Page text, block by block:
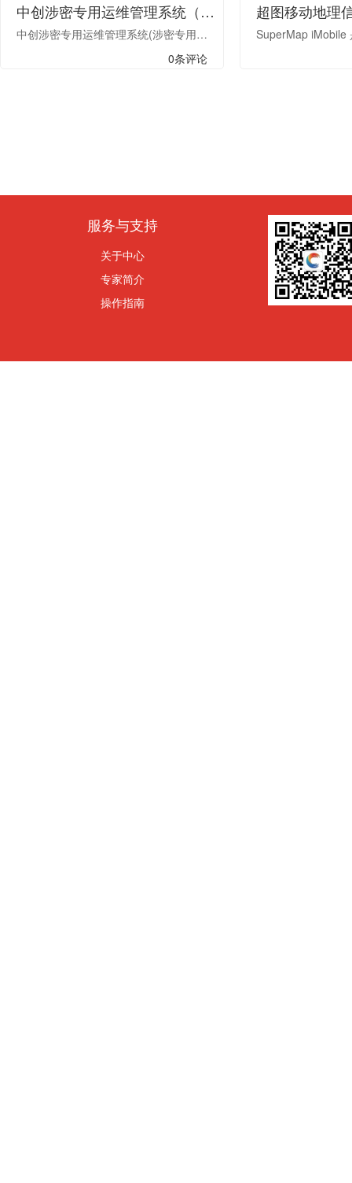
中创涉密专用运维管理系统（涉密专用计算平台版）
中创涉密专用运维管理系统(涉密专用计算平台版)由中创中间件公司基于中创统一监管平台 软件研制，该产品是一款集IT运行环境、应用、业务、物联网监控于一体的全景多维综合监控运 维平台
0条评论
服务与支持
关于中心
专家简介
操作指南